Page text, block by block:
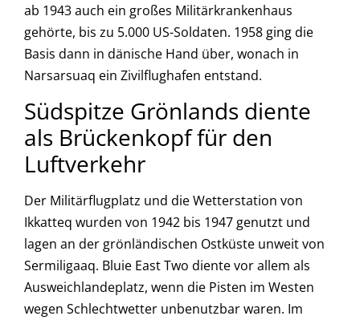
ab 1943 auch ein großes Militärkrankenhaus
gehörte, bis zu 5.000 US-Soldaten. 1958 ging die
Basis dann in dänische Hand über, wonach in
Narsarsuaq ein Zivilflughafen entstand.
Südspitze Grönlands diente
als Brückenkopf für den
Luftverkehr
Der Militärflugplatz und die Wetterstation von
Ikkatteq wurden von 1942 bis 1947 genutzt und
lagen an der grönländischen Ostküste unweit von
Sermiligaaq. Bluie East Two diente vor allem als
Ausweichlandeplatz, wenn die Pisten im Westen
wegen Schlechtwetter unbenutzbar waren. Im